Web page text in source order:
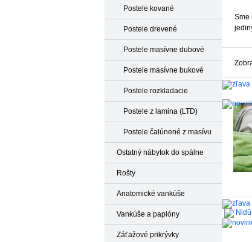
Sme
-9%
-4%
Postele kované
Postele drevené
Postele masívne dubové
Postele masívne bukové
Postele rozkladacie
Postele z lamina (LTD)
Postele čalúnené z masívu
Ostatný nábytok do spálne
Rošty
Anatomické vankúše
Vankúše a paplóny
Záťažové prikrývky